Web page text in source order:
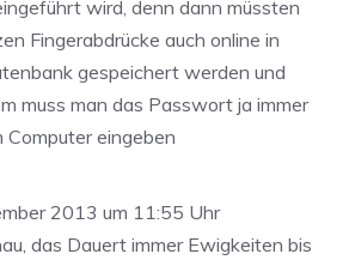
wird, denn dann müssten
Fingerabdrücke auch online in
gespeichert werden und
muss man das Passwort ja immer
Computer eingeben
2013 um 11:55 Uhr
das Dauert immer Ewigkeiten bis